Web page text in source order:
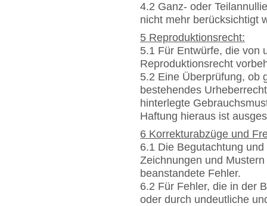
4.2 Ganz- oder
nicht mehr berücksichtigt
5 Reproduktionsrecht:
5.1 Für Entwürfe, die von
Reproduktionsrecht
5.2 Eine Überprüfung, ob
bestehendes
hinterlegte
Haftung hieraus ist
6 Korrekturabzüge und
6.1 Die Begutachtung
Zeichnungen und
beanstandete Fehler.
6.2 Für Fehler, die in der
oder durch undeutliche